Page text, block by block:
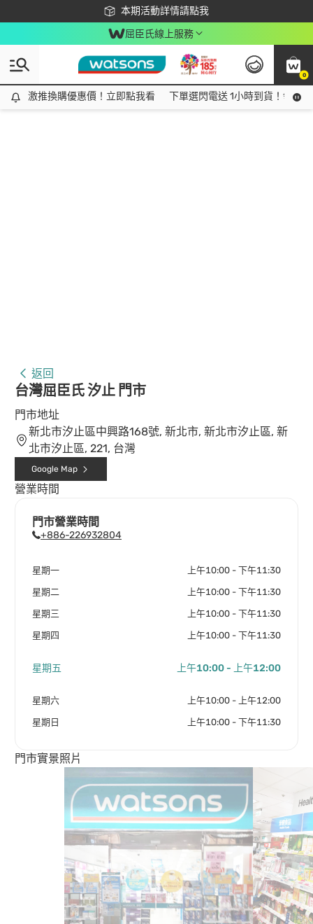
本期活動詳情請點我
下載app最高回饋$350
屈臣氏線上服務
0
激推換購優惠價！立即點我看
激推換購優惠價！立即點我看 下單選閃電送 1小時到貨！領神
返回
台灣屈臣氏 汐止 門市
門市地址
新北市汐止區中興路168號, 新北市, 新北市汐止區, 新
北市汐止區, 221, 台灣
Google Map
營業時間
門市營業時間
+886-226932804
星期一 上午10:00 - 下午11:30
星期二 上午10:00 - 下午11:30
星期三 上午10:00 - 下午11:30
星期四 上午10:00 - 下午11:30
星期五 上午10:00 - 上午12:00
星期六 上午10:00 - 上午12:00
星期日 上午10:00 - 下午11:30
門市實景照片